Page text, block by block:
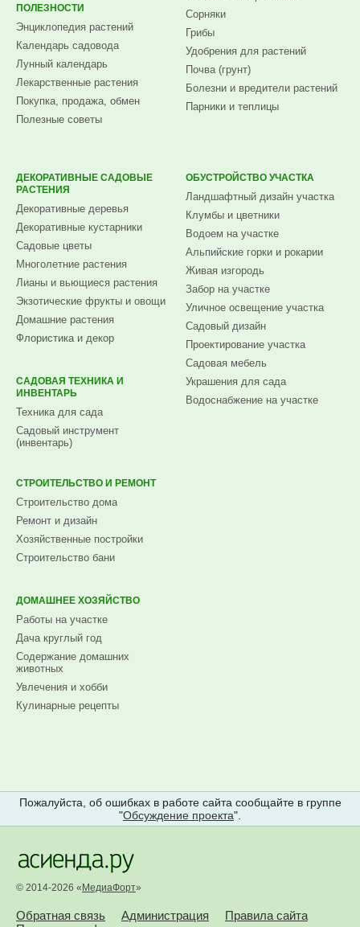
ПОЛЕЗНОСТИ
Энциклопедия растений
Календарь садовода
Лунный календарь
Лекарственные растения
Покупка, продажа, обмен
Полезные советы
Сорняки
Грибы
Удобрения для растений
Почва (грунт)
Болезни и вредители растений
Парники и теплицы
ДЕКОРАТИВНЫЕ САДОВЫЕ
РАСТЕНИЯ
Декоративные деревья
Декоративные кустарники
Садовые цветы
Многолетние растения
Лианы и вьющиеся растения
Экзотические фрукты и овощи
Домашние растения
Флористика и декор
САДОВАЯ ТЕХНИКА И
ИНВЕНТАРЬ
Техника для сада
Садовый инструмент
(инвентарь)
ОБУСТРОЙСТВО УЧАСТКА
Ландшафтный дизайн участка
Клумбы и цветники
Водоем на участке
Альпийские горки и рокарии
Живая изгородь
Забор на участке
Уличное освещение участка
Садовый дизайн
Проектирование участка
Садовая мебель
Украшения для сада
Водоснабжение на участке
СТРОИТЕЛЬСТВО И РЕМОНТ
Строительство дома
Ремонт и дизайн
Хозяйственные постройки
Строительство бани
ДОМАШНЕЕ ХОЗЯЙСТВО
Работы на участке
Дача круглый год
Содержание домашних
животных
Увлечения и хобби
Кулинарные рецепты
Пожалуйста, об ошибках в работе сайта сообщайте в группе
"Обсуждение проекта".
© 2014-2026 «МедиаФорт»
Обратная связь Администрация
Правила сайта